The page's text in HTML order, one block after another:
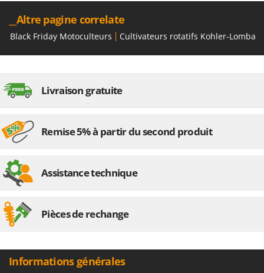
__Altre pagine correlate
Black Friday Motoculteurs Cultivateurs rotatifs Kohler-
Livraison gratuite
Remise 5% à partir du second produit
Assistance technique
Pièces de rechange
Informations générales